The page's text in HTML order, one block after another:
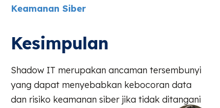
Keamanan Siber
Kesimpulan
Shadow IT merupakan ancaman tersembunyi
yang dapat menyebabkan kebocoran data
dan risiko keamanan siber jika tidak ditangani